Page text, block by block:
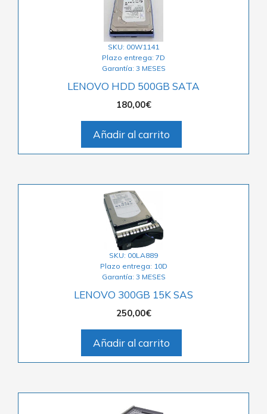
SKU: 00W1141
Plazo entrega: 7D
Garantía: 3 MESES
LENOVO HDD 500GB SATA
180,00€
Añadir al carrito
SKU: 00LA889
Plazo entrega: 10D
Garantía: 3 MESES
LENOVO 300GB 15K SAS
250,00€
Añadir al carrito